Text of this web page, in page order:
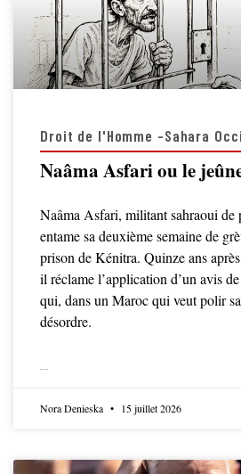
Droit de l'Homme -Sahara
Naâma Asfari ou le
Naâma Asfari, militant sahraoui de
entame sa deuxième semaine de
prison de Kénitra. Quinze ans
il réclame l’application d’un avis
qui, dans un Maroc qui veut polir
désordre.
Nora Denieska 15 juillet 2026